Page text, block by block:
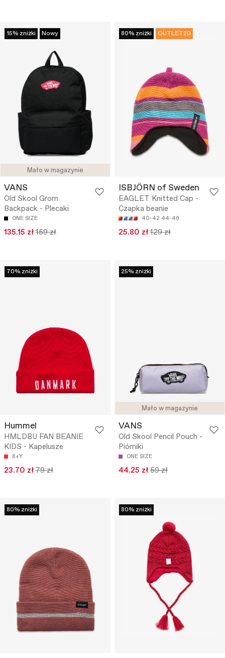
Mało w magazynie
15% zniżki Nowy
VANS
Old Skool Grom
Backpack - Plecaki
ONE SIZE
135.15 zł 159 zł
80% zniżki OUTLET20
ISBJÖRN of Sweden
EAGLET Knitted Cap -
Czapka beanie
40-42 44-46
25.80 zł 129 zł
70% zniżki
Hummel
HMLDBU FAN BEANIE
KIDS - Kapelusze
8+Y
23.70 zł 79 zł
Mało w magazynie
25% zniżki
VANS
Old Skool Pencil Pouch -
Piórniki
ONE SIZE
44.25 zł 59 zł
80% zniżki 80% zniżki